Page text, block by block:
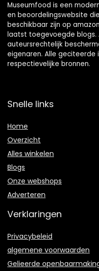
Museumfood is een
en beoordelingswebsite
beschikbaar zijn op
laatst toegevoegde blogs.
auteursrechtelijk
eigenaren. Alle geciteerde
respectievelijke bronnen.
Snelle links
Home
Overzicht
Alles winkelen
Blogs
Onze webshops
Adverteren
Verklaringen
Privacybeleid
algemene voorwaarden
Gelieerde